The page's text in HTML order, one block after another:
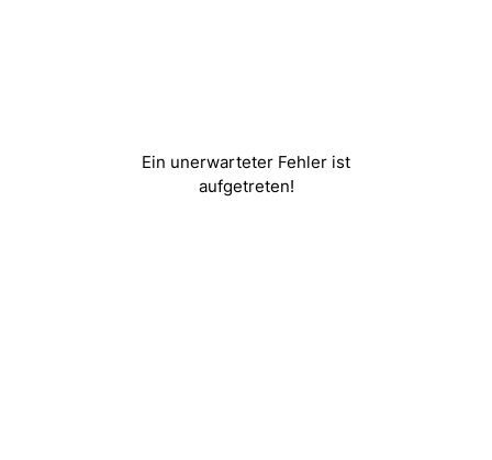
Ein unerwarteter Fehler ist
aufgetreten!